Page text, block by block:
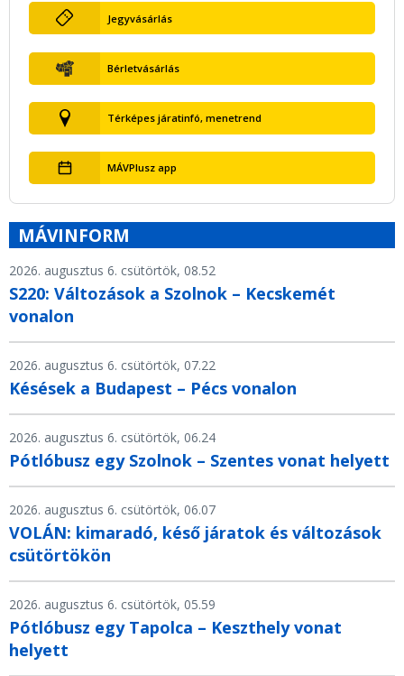
Jegyvásárlás
Bérletvásárlás
Térképes járatinfó, menetrend
MÁVPlusz app
MÁVINFORM
2026. augusztus 6. csütörtök, 08.52
S220: Változások a Szolnok – Kecskemét
vonalon
2026. augusztus 6. csütörtök, 07.22
Késések a Budapest – Pécs vonalon
2026. augusztus 6. csütörtök, 06.24
Pótlóbusz egy Szolnok – Szentes vonat helyett
2026. augusztus 6. csütörtök, 06.07
VOLÁN: kimaradó, késő járatok és változások
csütörtökön
2026. augusztus 6. csütörtök, 05.59
Pótlóbusz egy Tapolca – Keszthely vonat
helyett